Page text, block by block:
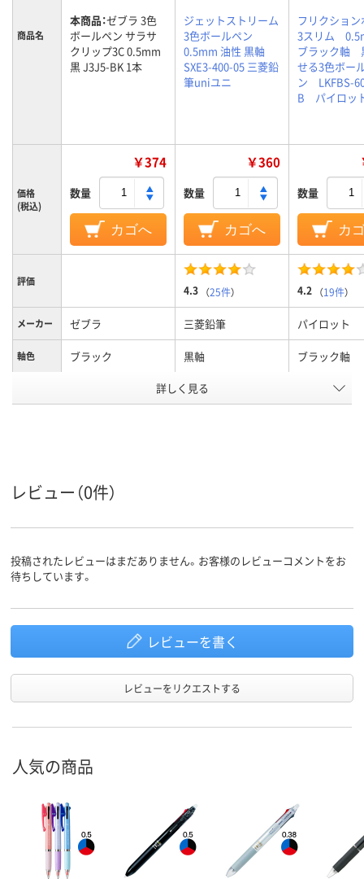
商品名
本商品：ゼブラ 3色
ボールペン サラサ
クリップ3C 0.5mm
黒 J3J5-BK 1本
ジェットストリーム
3色ボールペン
0.5mm 油性 黒軸
SXE3-400-05 三菱鉛
筆uniユニ
フリクショ
3スリム
ブラック軸
せる3色ボー
ン LKFBS-
B パイロッ
価格
(税込)
￥374
数量
カゴへ
￥360
数量
カゴへ
数量
カ
評価
4.3 （25件） 4.2 （19件）
メーカー ゼブラ 三菱鉛筆 パイロット
軸色 ブラック 黒軸 ブラック軸
0.5mm 0.5mm、0.5
インク色 黒・赤・青
アスクル
スコア
詳しく見る
レビュー（0件）
投稿されたレビューはまだありません。お客様のレビューコメントをお
待ちしています。
レビューを書く
レビューをリクエストする
人気の商品